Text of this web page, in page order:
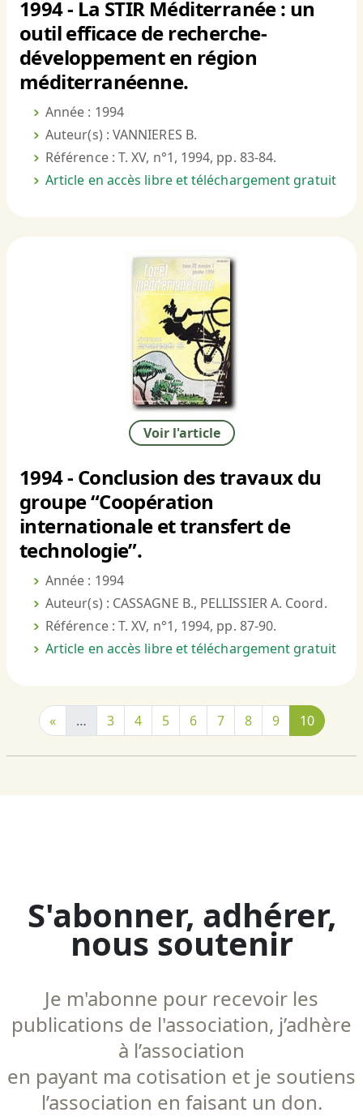
1994 - La STIR Méditerranée : un
outil efficace de recherche-
développement en région
méditerranéenne.
Année : 1994
Auteur(s) : VANNIERES B.
Référence : T. XV, n°1, 1994, pp. 83-84.
Article en accès libre et téléchargement gratuit
Voir l'article
1994 - Conclusion des travaux du
groupe “Coopération
internationale et transfert de
technologie”.
Année : 1994
Auteur(s) : CASSAGNE B., PELLISSIER A. Coord.
Référence : T. XV, n°1, 1994, pp. 87-90.
Article en accès libre et téléchargement gratuit
« … 3 4 5 6 7 8 9 10
S'abonner, adhérer,
nous soutenir
Je m'abonne pour recevoir les
publications de l'association, j’adhère
à l’association
en payant ma cotisation et je soutiens
l’association en faisant un don.